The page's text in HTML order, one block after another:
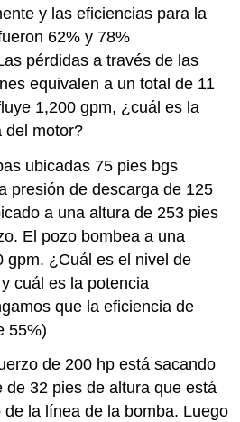
y las eficiencias para la
62% y 78%
pérdidas a través de las
equivalen a un total de 11
1,200 gpm, ¿cuál es la
del motor?
ubicadas 75 pies bgs
presión de descarga de 125
a una altura de 253 pies
El pozo bombea a una
gpm. ¿Cuál es el nivel de
cuál es la potencia
que la eficiencia de
55%)
de 200 hp está sacando
de 32 pies de altura que está
la línea de la bomba. Luego